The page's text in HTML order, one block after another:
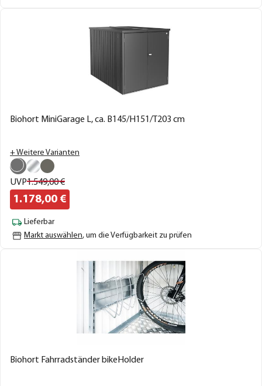
Biohort MiniGarage L, ca. B145/H151/T203 cm
+ Weitere Varianten
UVP1.549,00€
1.178,00 €
Lieferbar
Markt auswählen, um die Verfügbarkeit zu prüfen
Biohort Fahrradständer bikeHolder